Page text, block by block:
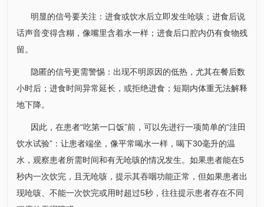
明显的信号要关注：进食或饮水后立即发生呛咳；进食后说
话声音变得含糊，像嘴里含着水一样；进食后口腔内仍有食物残
留。
隐匿的信号更需警惕：出现不明原因的低热，尤其在餐后数
小时后；进食时间异常延长，或拒绝进食；短期内体重无法解释
地下降。
因此，在患者“吃第一口饭”前，可以先进行一项简单的“洼田
饮水试验”：让患者端坐，像平常喝水一样，喝下30毫升的温
水，观察患者所需时间和有无呛咳的情况发生。如果患者能在5
秒内一次饮完，且无呛咳，提示其吞咽功能正常，但如果患者出
现呛咳、不能一次饮完或用时超过5秒，往往提示患者存在不同